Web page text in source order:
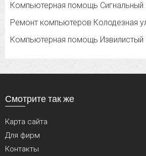
Компьютерная помощь Сигнальный
Ремонт компьютеров Колодезная
Компьютерная помощь Извилистый
Смотрите так же
Карта сайта
Для фирм
Контакты